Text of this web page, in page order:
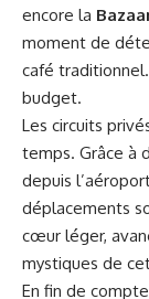
encore la
moment de
café
budget.
Les circuits
temps. Grâce à
depuis
déplacements
cœur léger,
mystiques de
En fin de